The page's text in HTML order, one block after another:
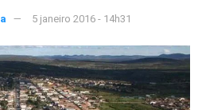
5 janeiro 2016 - 14h31